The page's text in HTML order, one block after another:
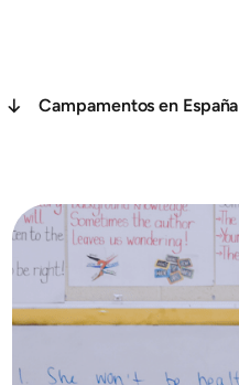
Campamentos en España